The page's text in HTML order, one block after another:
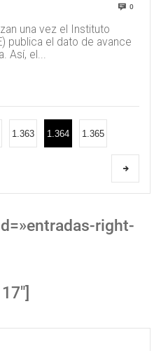
0
una vez el Instituto
publica el dato de avance
Así, el...
1.363 1.364 1.365
right-